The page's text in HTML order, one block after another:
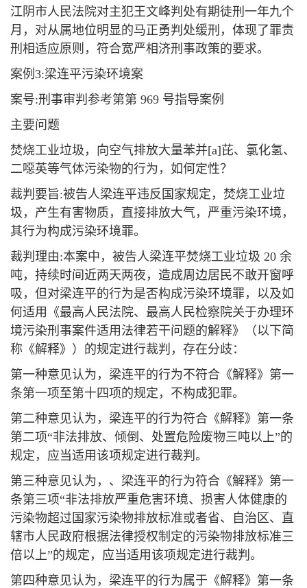
江阴市人民法院对主犯王文峰判处有期徒刑一年九个
月，对从属地位明显的马正勇判处缓刑，体现了罪责
刑相适应原则，符合宽严相济刑事政策的要求。
案例3:梁连平污染环境案
案号:刑事审判参考第第 969 号指导案例
主要问题
焚烧工业垃圾，向空气排放大量苯并[a]芘、氯化氢、
二噁英等气体污染物的行为，如何定性？
裁判要旨:被告人梁连平违反国家规定，焚烧工业垃
圾，产生有害物质，直接排放大气，严重污染环境，
其行为构成污染环境罪。
裁判理由:本案中，被告人梁连平焚烧工业垃圾 20 余
吨，持续时间近两天两夜，造成周边居民不敢开窗呼
吸，但对梁连平的行为是否构成污染环境罪，以及如
何适用《最高人民法院、最高人民检察院关于办理环
境污染刑事案件适用法律若干问题的解释》（以下简
称《解释》）的规定进行裁判，存在分歧：
第一种意见认为，梁连平的行为不符合《解释》第一
条第一项至第十四项的规定，不构成犯罪。
第二种意见认为，梁连平的行为符合《解释》第一条
第二项“非法排放、倾倒、处置危险废物三吨以上”的
规定，应当适用该项规定进行裁判。
第三种意见认为，、梁连平的行为符合《解释》第一
条第三项“非法排放严重危害环境、损害人体健康的
污染物超过国家污染物排放标准或者省、自治区、直
辖市人民政府根据法律授权制定的污染物排放标准三
倍以上”的规定，应当适用该项规定进行裁判。
第四种意见认为，梁连平的行为属于《解释》第一条